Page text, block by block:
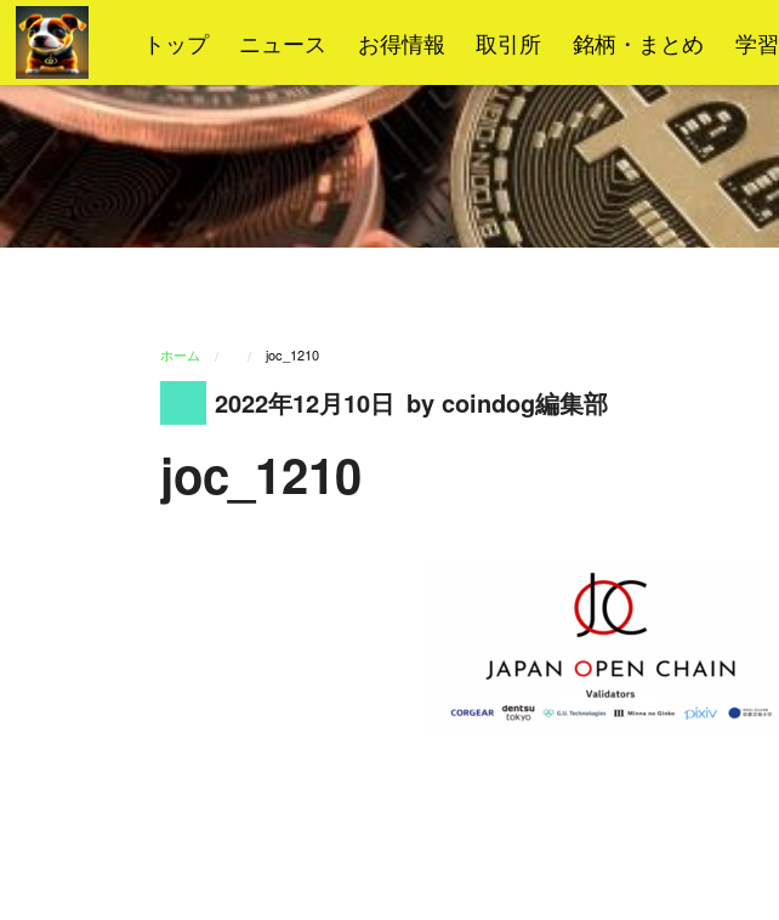
コ
ン
テ
ン
ツ
ス
キ
ッ
トップ ニュース お得情報 取引所 銘柄・まとめ 学習
ホーム joc_1210
2022年12月10日 by coindog編集部
joc_1210